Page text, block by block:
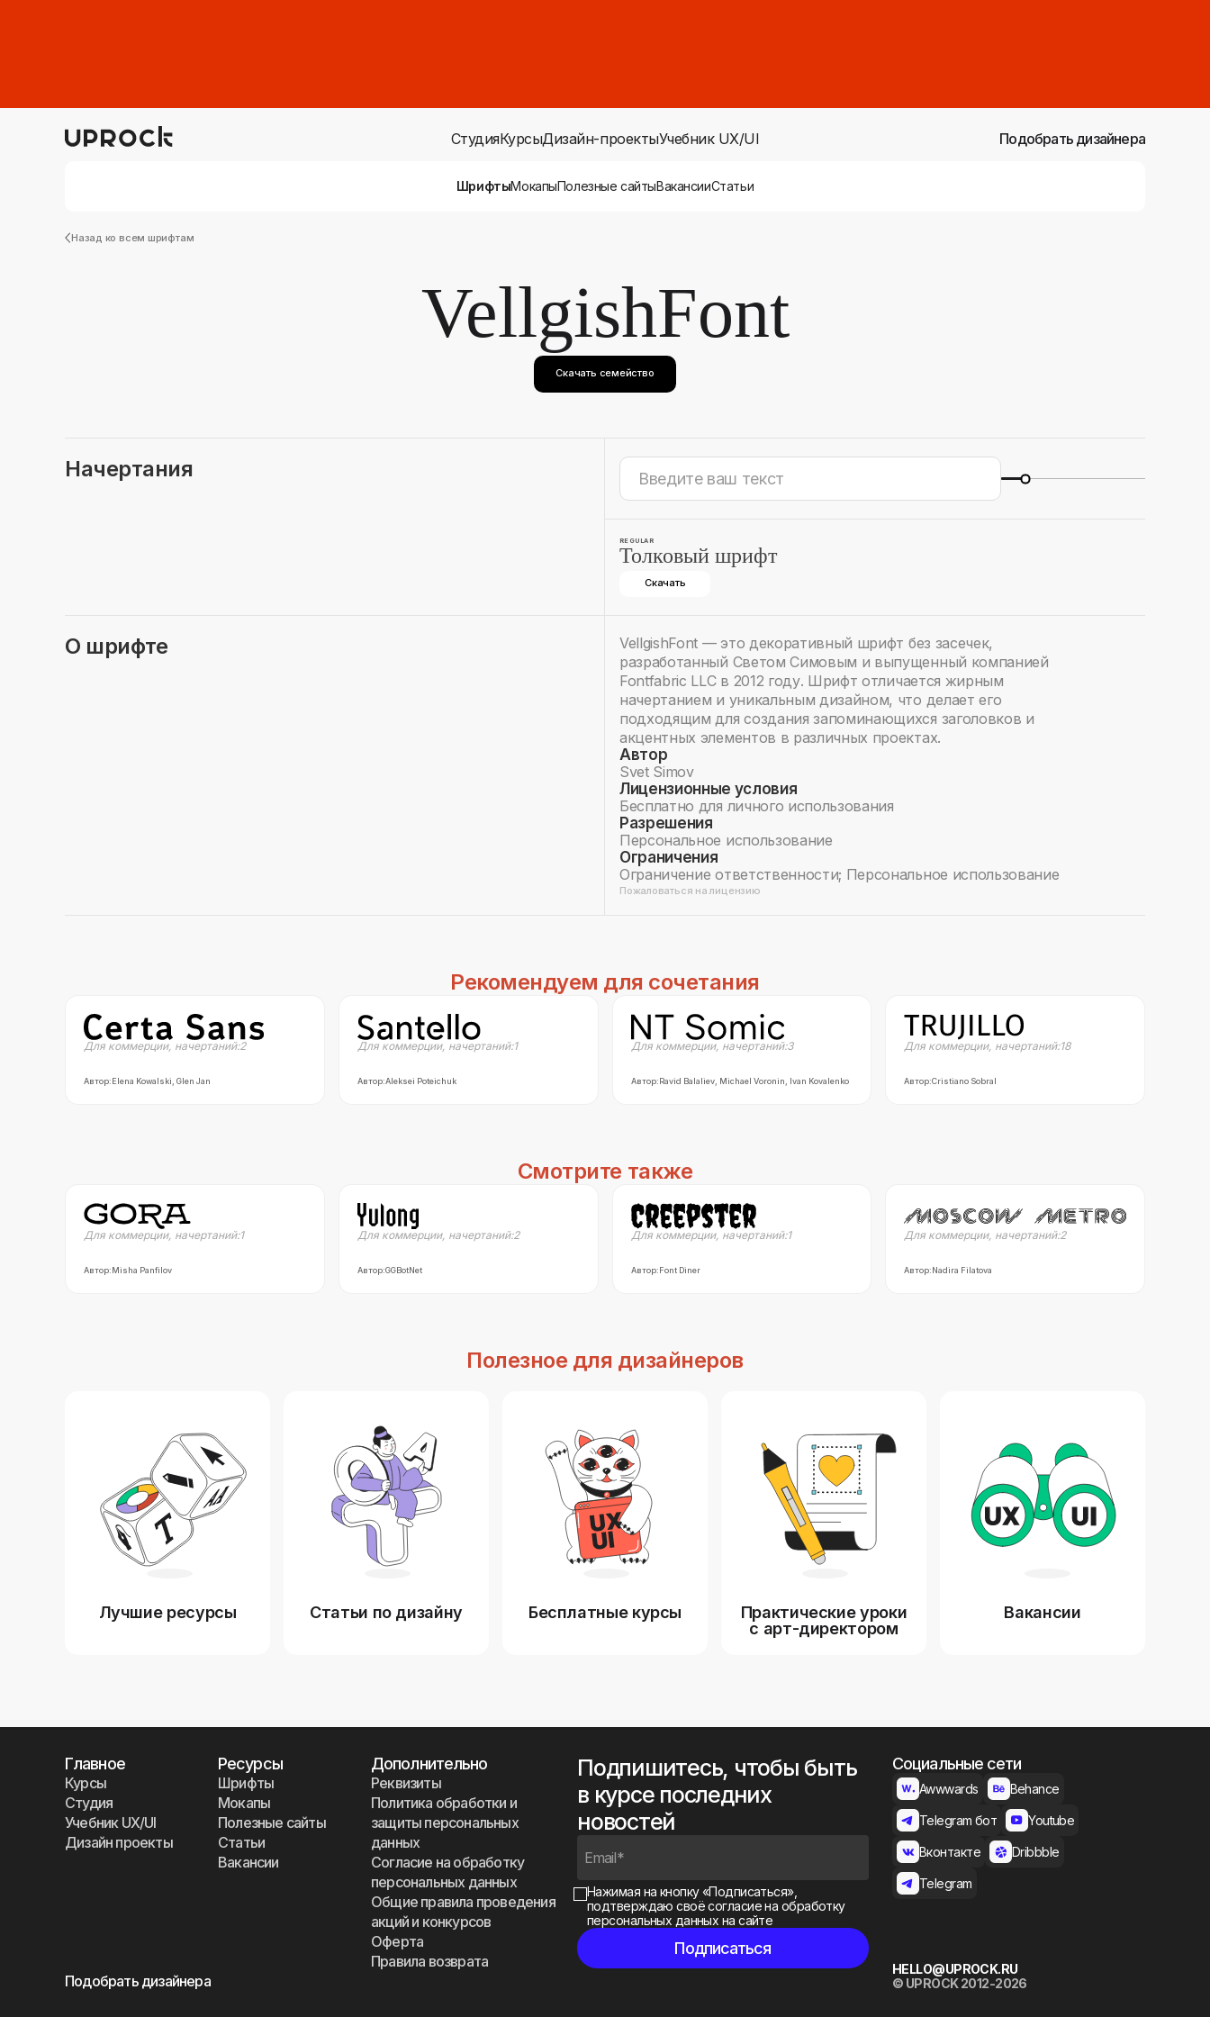
СтудияКурсыДизайн-проектыУчебник UX/UI
ШрифтыМокапыПолезные сайтыВакансииСтатьи
Подобрать дизайнера
Назад ко всем шрифтам
VellgishFont
Скачать семейство
Начертания
REGULAR
Толковый шрифт
Скачать
О шрифте
VellgishFont — это декоративный шрифт без засечек,
разработанный Светом Симовым и выпущенный компанией
Fontfabric LLC в 2012 году. Шрифт отличается жирным
начертанием и уникальным дизайном, что делает его
подходящим для создания запоминающихся заголовков и
акцентных элементов в различных проектах.
Автор
Svet Simov
Лицензионные условия
Бесплатно для личного использования
Разрешения
Персональное использование
Ограничения
Ограничение ответственности; Персональное использование
Пожаловаться на лицензию
Рекомендуем для сочетания
Для коммерции, начертаний:2
Автор:Elena Kowalski, Glen Jan
Для коммерции, начертаний:1
Автор:Aleksei Poteichuk
Для коммерции, начертаний:3
Автор:Ravid Balaliev, Michael Voronin, Ivan Kovalenko
Для коммерции, начертаний:18
Автор:Cristiano Sobral
Смотрите также
Для коммерции, начертаний:1
Автор:Misha Panfilov
Для коммерции, начертаний:2
Автор:GGBotNet
Для коммерции, начертаний:1
Автор:Font Diner
Для коммерции, начертаний:2
Автор:Nadira Filatova
Полезное для дизайнеров
Лучшие ресурсы Статьи по дизайну Бесплатные курсы
Практические уроки
с арт-директором
Вакансии
Главное
Курсы
Студия
Учебник UX/UI
Дизайн проекты
Ресурсы
Шрифты
Мокапы
Полезные сайты
Статьи
Вакансии
Дополнительно
Реквизиты
Политика обработки и
защиты персональных
данных
Согласие на обработку
персональных данных
Общие правила проведения
акций и конкурсов
Оферта
Правила возврата
Социальные сети
Awwwards Behance
Telegram бот Youtube
Вконтакте Dribbble
Telegram
HELLO@UPROCK.RU
© UPROCK 2012-2026
Подпишитесь, чтобы быть
в курсе последних
новостей
Нажимая на кнопку «Подписаться»,
подтверждаю своёсогласие на обработку
персональных данных на сайте
Подобрать дизайнера